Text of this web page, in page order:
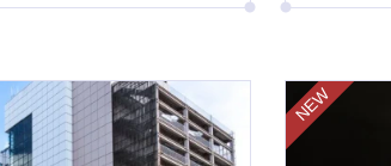
NEW